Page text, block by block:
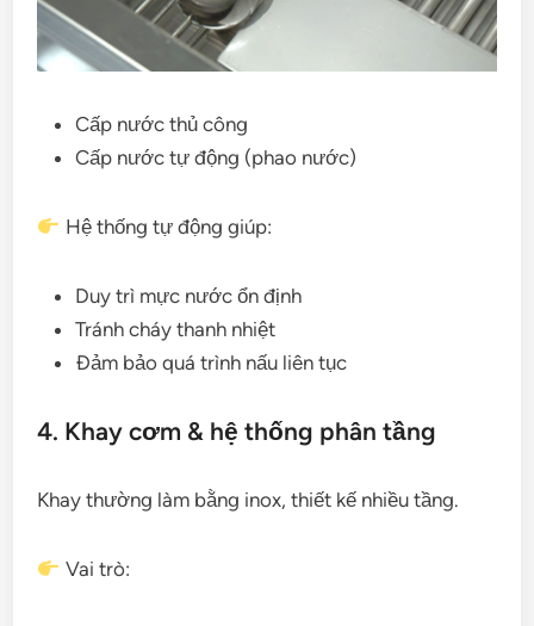
Cấp nước thủ công
Cấp nước tự động (phao nước)
Hệ thống tự động giúp:
Duy trì mực nước ổn định
Tránh cháy thanh nhiệt
Đảm bảo quá trình nấu liên tục
4. Khay cơm & hệ thống phân tầng
Khay thường làm bằng inox, thiết kế nhiều tầng.
Vai trò: